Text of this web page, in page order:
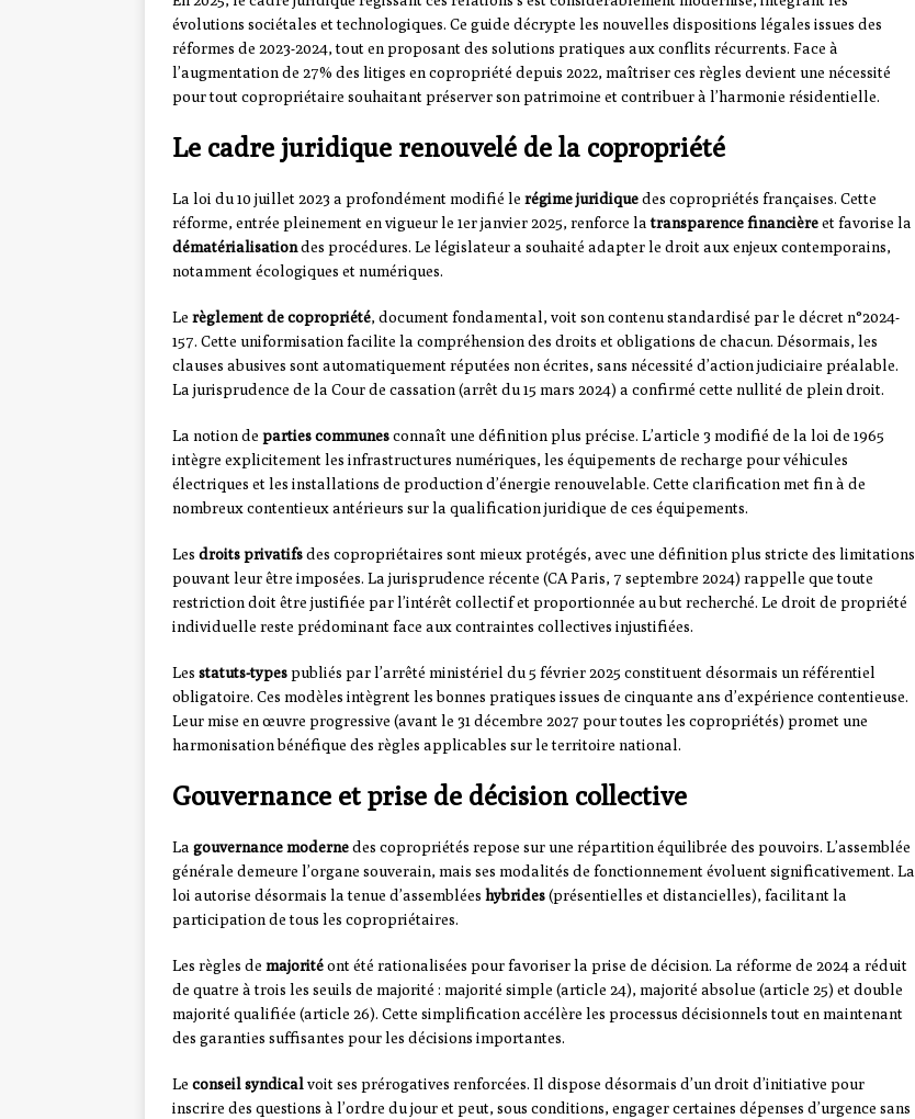
évolutions sociétales et technologiques. Ce guide décrypte les nouvelles dispositions légales issues des
réformes de 2023-2024, tout en proposant des solutions pratiques aux conflits récurrents. Face à
l’augmentation de 27% des litiges en copropriété depuis 2022, maîtriser ces règles devient une nécessité
pour tout copropriétaire souhaitant préserver son patrimoine et contribuer à l’harmonie résidentielle.
Le cadre juridique renouvelé de la copropriété
La loi du 10 juillet 2023 a profondément modifié le régime juridiquedes copropriétés françaises. Cette
réforme, entrée pleinement en vigueur le 1er janvier 2025, renforce latransparence financièreet favorise la
dématérialisationdes procédures. Le législateur a souhaité adapter le droit aux enjeux contemporains,
notamment écologiques et numériques.
Le règlement de copropriété, document fondamental, voit son contenu standardisé par le décret n°2024-
157. Cette uniformisation facilite la compréhension des droits et obligations de chacun. Désormais, les
clauses abusives sont automatiquement réputées non écrites, sans nécessité d’action judiciaire préalable.
La jurisprudence de la Cour de cassation (arrêt du 15 mars 2024) a confirmé cette nullité de plein droit.
La notion de parties communesconnaît une définition plus précise. L’article 3 modifié de la loi de 1965
intègre explicitement les infrastructures numériques, les équipements de recharge pour véhicules
électriques et les installations de production d’énergie renouvelable. Cette clarification met fin à de
nombreux contentieux antérieurs sur la qualification juridique de ces équipements.
Les droits privatifsdes copropriétaires sont mieux protégés, avec une définition plus stricte des limitations
pouvant leur être imposées. La jurisprudence récente (CA Paris, 7 septembre 2024) rappelle que toute
restriction doit être justifiée par l’intérêt collectif et proportionnée au but recherché. Le droit de propriété
individuelle reste prédominant face aux contraintes collectives injustifiées.
Les statuts-typespubliés par l’arrêté ministériel du 5 février 2025 constituent désormais un référentiel
obligatoire. Ces modèles intègrent les bonnes pratiques issues de cinquante ans d’expérience contentieuse.
Leur mise en œuvre progressive (avant le 31 décembre 2027 pour toutes les copropriétés) promet une
harmonisation bénéfique des règles applicables sur le territoire national.
Gouvernance et prise de décision collective
La gouvernance modernedes copropriétés repose sur une répartition équilibrée des pouvoirs. L’assemblée
générale demeure l’organe souverain, mais ses modalités de fonctionnement évoluent significativement. La
loi autorise désormais la tenue d’assemblées hybrides(présentielles et distancielles), facilitant la
participation de tous les copropriétaires.
Les règles de majoritéont été rationalisées pour favoriser la prise de décision. La réforme de 2024 a réduit
de quatre à trois les seuils de majorité : majorité simple (article 24), majorité absolue (article 25) et double
majorité qualifiée (article 26). Cette simplification accélère les processus décisionnels tout en maintenant
des garanties suffisantes pour les décisions importantes.
Le conseil syndical voit ses prérogatives renforcées. Il dispose désormais d’un droit d’initiative pour
inscrire des questions à l’ordre du jour et peut, sous conditions, engager certaines dépenses d’urgence sans